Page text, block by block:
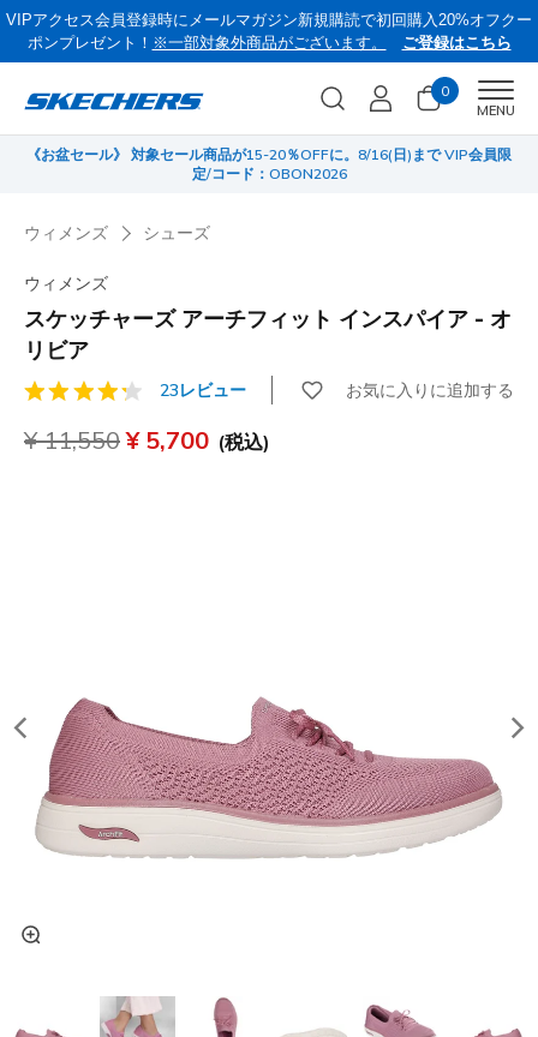
VIPアクセス会員登録時にメールマガジン新規購読で初回購入20%オフクー
ポンプレゼント！ ※一部対象外商品がございます。 ご登録はこちら
0
MENU
《お盆セール》 対象セール商品が15-20％OFFに。8/16(日)まで VIP会員限
定/コード：OBON2026
ウィメンズ シューズ
ウィメンズ
スケッチャーズ アーチフィット インスパイア - オ
リビア
顧客評価3.6/5件23レビュー お気に入りに追加する
からの値引き
¥ 11,550から
¥ 5,700 (税込)